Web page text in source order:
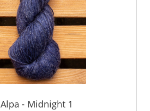
Alpa - Midnight 1